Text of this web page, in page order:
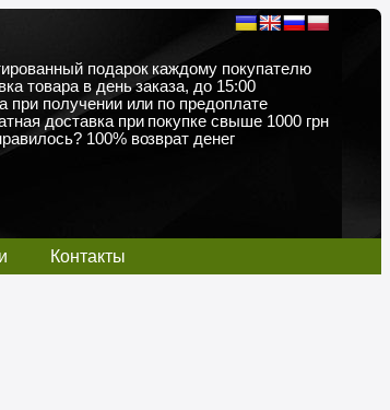
подарок каждому покупателю
товара в день заказа, до 15:00
при получении или по предоплате
доставка при покупке свыше 1000 грн
100% возврат денег
Контакты